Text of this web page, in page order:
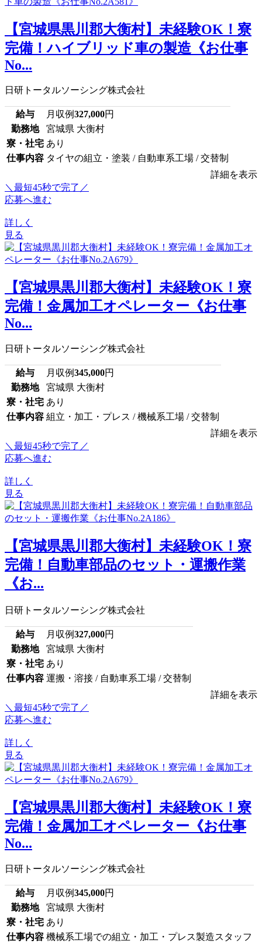
【宮城県黒川郡大衡村】未経験OK！寮
完備！ハイブリッド車の製造《お仕事
No...
日研トータルソーシング株式会社
給与 月収例327,000円
勤務地
宮城県 大衡村
寮・社宅 あり
仕事内容 タイヤの組立・塗装 / 自動車系工場 / 交替制
詳細を表示
＼最短45秒で完了／
応募へ進む
詳しく
見る
【宮城県黒川郡大衡村】未経験OK！寮
完備！金属加工オペレーター《お仕事
No...
日研トータルソーシング株式会社
給与 月収例345,000円
勤務地
宮城県 大衡村
寮・社宅 あり
仕事内容 組立・加工・プレス / 機械系工場 / 交替制
詳細を表示
＼最短45秒で完了／
応募へ進む
詳しく
見る
【宮城県黒川郡大衡村】未経験OK！寮
完備！自動車部品のセット・運搬作業
《お...
日研トータルソーシング株式会社
給与 月収例327,000円
勤務地
宮城県 大衡村
寮・社宅 あり
仕事内容 運搬・溶接 / 自動車系工場 / 交替制
詳細を表示
＼最短45秒で完了／
応募へ進む
詳しく
見る
【宮城県黒川郡大衡村】未経験OK！寮
完備！金属加工オペレーター《お仕事
No...
日研トータルソーシング株式会社
給与 月収例345,000円
勤務地
宮城県 大衡村
寮・社宅 あり
仕事内容 機械系工場での組立・加工・プレス製造スタッフ